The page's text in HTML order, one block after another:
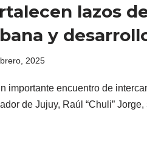
lazos
y
2025
importante encuentro de
de Jujuy, Raúl “Chuli”